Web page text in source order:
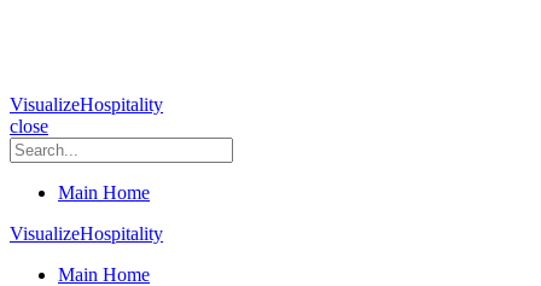
VisualizeHospitality
close
Main Home
VisualizeHospitality
Main Home